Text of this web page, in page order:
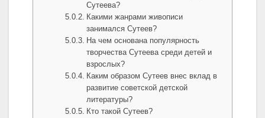
Сутеева?
Какими жанрами живописи
занимался Сутеев?
На чем основана популярность
творчества Сутеева среди детей и
взрослых?
Каким образом Сутеев внес вклад в
развитие советской детской
литературы?
Кто такой Сутеев?